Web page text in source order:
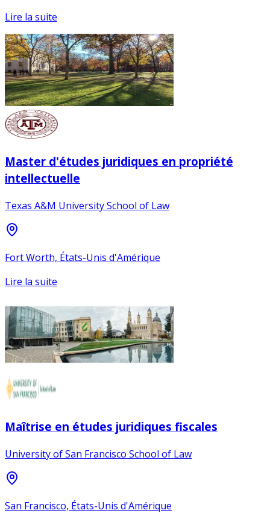
Lire la suite
Master d'études juridiques en propriété
intellectuelle
Texas A&M University School of Law
Fort Worth, États-Unis d'Amérique
Lire la suite
Maîtrise en études juridiques fiscales
University of San Francisco School of Law
San Francisco, États-Unis d'Amérique